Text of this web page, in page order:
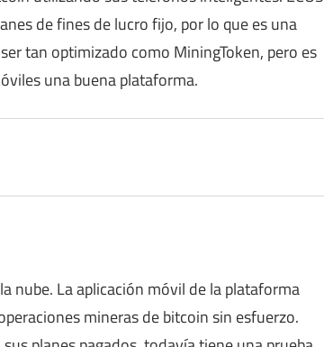
de fines de lucro fijo, por lo que es una
tan optimizado como MiningToken, pero es
una buena plataforma.
nube. La aplicación móvil de la plataforma
mineras de bitcoin sin esfuerzo.